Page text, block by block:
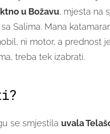
u Božavu, mjesta na
Salima. Mana
ni motor, a prednost
treba tek izabrati.
se smjestila uvala